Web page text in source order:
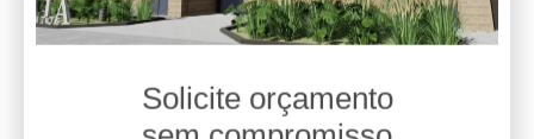
Solicite orçamento
sem compromisso